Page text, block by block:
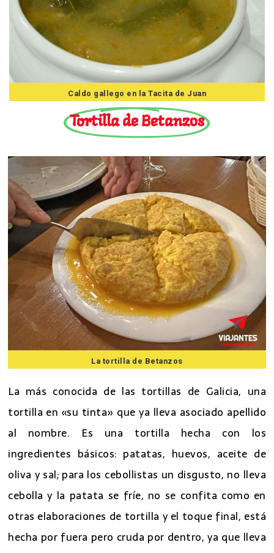
Caldo gallego en la Tacita de Juan
Tortilla de Betanzos
La tortilla de Betanzos
La más conocida de las tortillas de Galicia, una
tortilla en «su tinta» que ya lleva asociado apellido
al nombre. Es una tortilla hecha con los
ingredientes básicos: patatas, huevos, aceite de
oliva y sal; para los cebollistas un disgusto, no lleva
cebolla y la patata se fríe, no se confita como en
otras elaboraciones de tortilla y el toque final, está
hecha por fuera pero cruda por dentro, ya que lleva